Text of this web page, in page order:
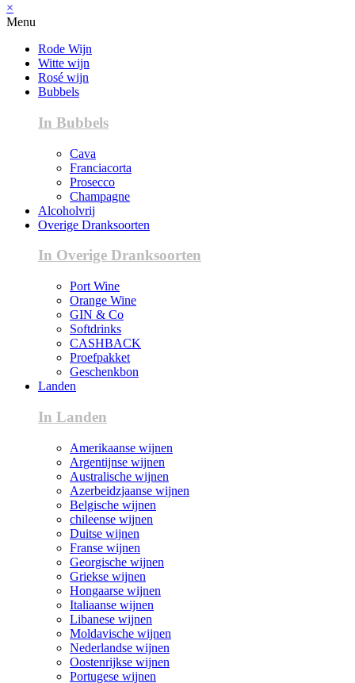
×
Menu
Rode Wijn
Witte wijn
Rosé wijn
Bubbels
In Bubbels
Cava
Franciacorta
Prosecco
Champagne
Alcoholvrij
Overige Dranksoorten
In Overige Dranksoorten
Port Wine
Orange Wine
GIN & Co
Softdrinks
CASHBACK
Proefpakket
Geschenkbon
Landen
In Landen
Amerikaanse wijnen
Argentijnse wijnen
Australische wijnen
Azerbeidzjaanse wijnen
Belgische wijnen
chileense wijnen
Duitse wijnen
Franse wijnen
Georgische wijnen
Griekse wijnen
Hongaarse wijnen
Italiaanse wijnen
Libanese wijnen
Moldavische wijnen
Nederlandse wijnen
Oostenrijkse wijnen
Portugese wijnen